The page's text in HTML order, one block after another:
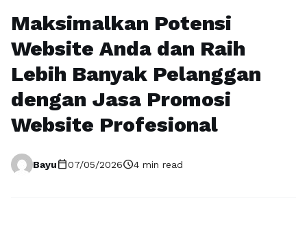
Maksimalkan Potensi
Website Anda dan Raih
Lebih Banyak Pelanggan
dengan Jasa Promosi
Website Profesional
Bayucalendar_today07/05/2026schedule4 min read